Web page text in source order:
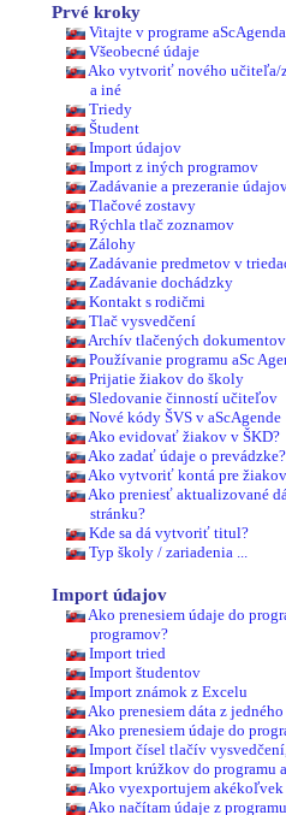
Prvé kroky
Vitajte v programe aScAgenda
Všeobecné údaje
Ako vytvoriť nového učiteľa/
a iné
Triedy
Študent
Import údajov
Import z iných programov
Zadávanie a prezeranie
Tlačové zostavy
Rýchla tlač zoznamov
Zálohy
Zadávanie predmetov v
Zadávanie dochádzky
Kontakt s rodičmi
Tlač vysvedčení
Archív tlačených dokumentov
Používanie programu aSc
Prijatie žiakov do školy
Sledovanie činností učiteľov
Nové kódy ŠVS v aScAgende
Ako evidovať žiakov v ŠKD?
Ako zadať údaje o prevádzke?
Ako vytvoriť kontá pre
Ako preniesť aktualizované
stránku?
Kde sa dá vytvoriť titul?
Typ školy / zariadenia ...
Import údajov
Ako prenesiem údaje do
programov?
Import tried
Import študentov
Import známok z Excelu
Ako prenesiem dáta z
Ako prenesiem údaje do
Import čísel tlačív
Import krúžkov do programu
Ako vyexportujem akékoľvek
Ako načítam údaje z